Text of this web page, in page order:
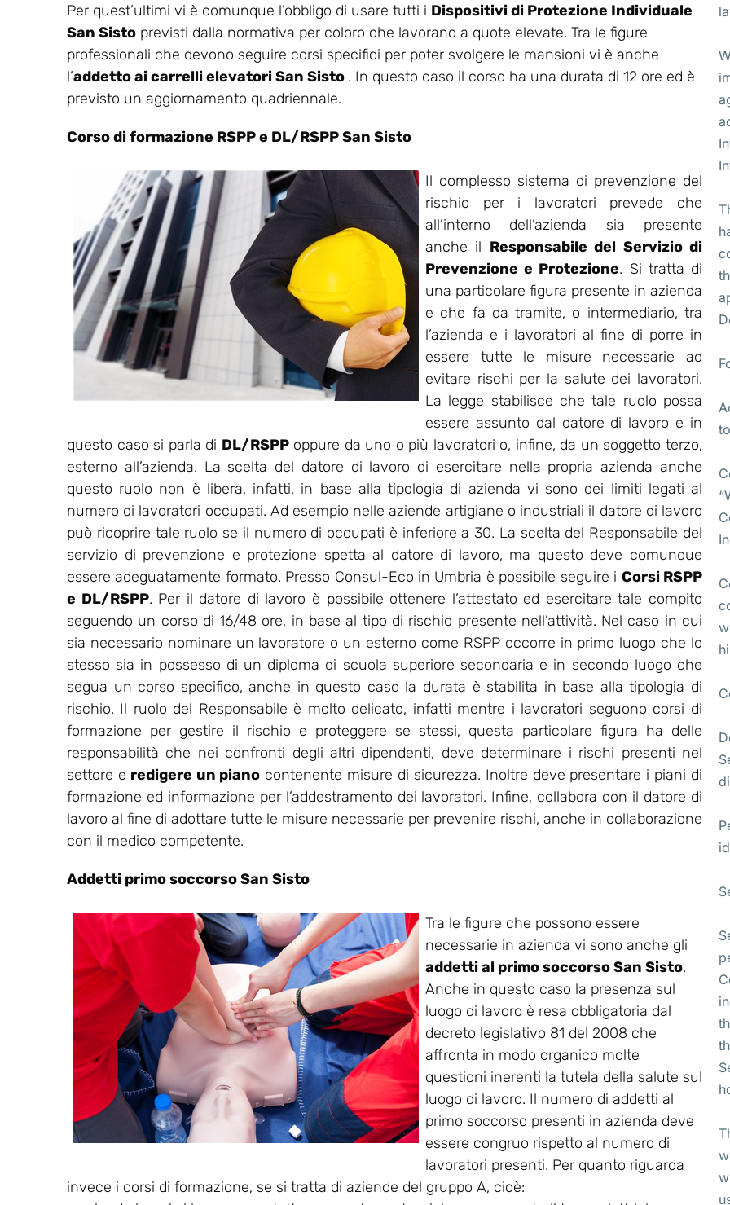
Per quest’ultimi vi è comunque l’obbligo di usare tutti i Dispositivi di Protezione Individuale
San Sisto previsti dalla normativa per coloro che lavorano a quote elevate. Tra le figure
professionali che devono seguire corsi specifici per poter svolgere le mansioni vi è anche
l’addetto ai carrelli elevatori San Sisto . In questo caso il corso ha una durata di 12 ore ed è
previsto un aggiornamento quadriennale.
Corso di formazione RSPP e DL/RSPP San Sisto
Il complesso sistema di prevenzione del
rischio per i lavoratori prevede che
all’interno dell’azienda sia presente
anche il Responsabile del Servizio di
Prevenzione e Protezione. Si tratta di
una particolare figura presente in azienda
e che fa da tramite, o intermediario, tra
l’azienda e i lavoratori al fine di porre in
essere tutte le misure necessarie ad
evitare rischi per la salute dei lavoratori.
La legge stabilisce che tale ruolo possa
essere assunto dal datore di lavoro e in
questo caso si parla di DL/RSPPoppure da uno o più lavoratori o, infine, da un soggetto terzo,
esterno all’azienda. La scelta del datore di lavoro di esercitare nella propria azienda anche
questo ruolo non è libera, infatti, in base alla tipologia di azienda vi sono dei limiti legati al
numero di lavoratori occupati. Ad esempio nelle aziende artigiane o industriali il datore di lavoro
può ricoprire tale ruolo se il numero di occupati è inferiore a 30. La scelta del Responsabile del
servizio di prevenzione e protezione spetta al datore di lavoro, ma questo deve comunque
essere adeguatamente formato. Presso Consul-Eco in Umbria è possibile seguire i Corsi RSPP
e DL/RSPP. Per il datore di lavoro è possibile ottenere l’attestato ed esercitare tale compito
seguendo un corso di 16/48 ore, in base al tipo di rischio presente nell’attività. Nel caso in cui
sia necessario nominare un lavoratore o un esterno come RSPP occorre in primo luogo che lo
stesso sia in possesso di un diploma di scuola superiore secondaria e in secondo luogo che
segua un corso specifico, anche in questo caso la durata è stabilita in base alla tipologia di
rischio. Il ruolo del Responsabile è molto delicato, infatti mentre i lavoratori seguono corsi di
formazione per gestire il rischio e proteggere se stessi, questa particolare figura ha delle
responsabilità che nei confronti degli altri dipendenti, deve determinare i rischi presenti nel
settore e redigere un piano contenente misure di sicurezza. Inoltre deve presentare i piani di
formazione ed informazione per l’addestramento dei lavoratori. Infine, collabora con il datore di
lavoro al fine di adottare tutte le misure necessarie per prevenire rischi, anche in collaborazione
con il medico competente.
Addetti primo soccorso San Sisto
Tra le figure che possono essere
necessarie in azienda vi sono anche gli
addetti al primo soccorso San Sisto.
Anche in questo caso la presenza sul
luogo di lavoro è resa obbligatoria dal
decreto legislativo 81 del 2008 che
affronta in modo organico molte
questioni inerenti la tutela della salute sul
luogo di lavoro. Il numero di addetti al
primo soccorso presenti in azienda deve
essere congruo rispetto al numero di
lavoratori presenti. Per quanto riguarda
invece i corsi di formazione, se si tratta di aziende del gruppo A, cioè: